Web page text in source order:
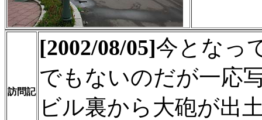
訪問記
[2002/08/05]今となっ
でもないのだが一応
ビル裏から大砲が出